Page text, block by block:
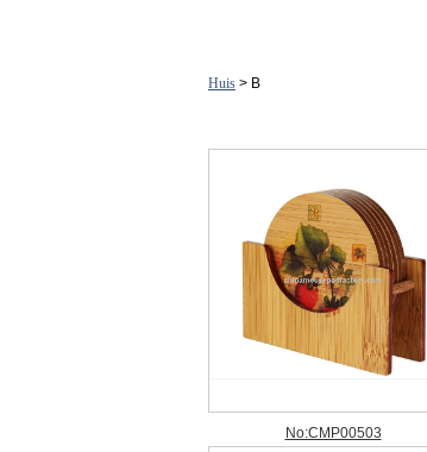
Huis > B
No:CMP00503